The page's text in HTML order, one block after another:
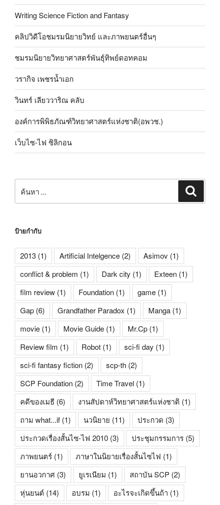
Writing Science Fiction and Fantasy
คลิปวิดีโอชมรมนิยายวิทย์ และภาพยนตร์อื่นๆ
ชมรมนิยายวิทยาศาสตร์พันธุ์ทิพย์ดอทคอม
วรากิจ เพชรน้ำเอก
วินทร์ เลียววาริณ คลับ
องค์การพิพิธภัณฑ์วิทยาศาสตร์แห่งชาติ(อพวช.)
เว็บไซ-ไฟ ซิลิกอน
ป้ายกำกับ
2013 (1) Artificial Intelgence (2) Asimov (1)
conflict & problem (1) Dark city (1) Exteen (1)
film review (1) Foundation (1) game (1)
Gap (6) Grandfather Paradox (1) Manga (1)
movie (1) Movie Guide (1) Mr.Cp (1)
Review film (1) Robot (1) sci-fi day (1)
sci-fi fantasy fiction (2) scp-th (2)
SCP Foundation (2) Time Travel (1)
คดีของเมธี (6) งานสัปดาห์วิทยาศาสตร์แห่งชาติ (1)
ถาม what...if (1) นวนิยาย (11) ประกวด (3)
ประกวดเรื่องสั้นไซ-ไฟ 2010 (3) ประชุมกรรมการ (5)
ภาพยนตร์ (1) ภาษาในนิยายเรื่องสั้นไซไฟ (1)
ยานอวกาศ (3) ยูเรเนียม (1) สถาบัน SCP (2)
หุ่นยนต์ (14) อบรม (1) อะไรจะเกิดขึ้นถ้า (1)